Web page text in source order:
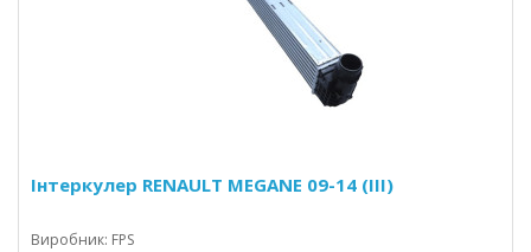
Інтеркулер RENAULT MEGANE 09-14 (III)
Виробник: FPS